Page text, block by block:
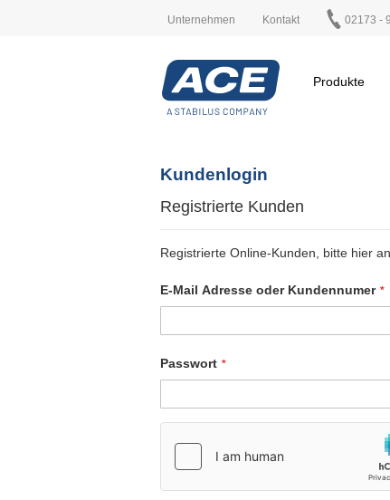
Unternehmen Kontakt 02173 -
Produkte
Kundenlogin
Registrierte Kunden
Registrierte Online-Kunden, bitte hier
E-Mail Adresse oder Kundennumer
Passwort